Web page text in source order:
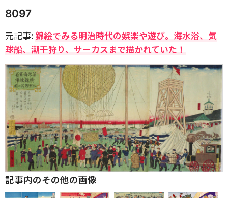
8097
元記事:錦絵でみる明治時代の娯楽や遊び。海水浴、気
球船、潮干狩り、サーカスまで描かれていた！
記事内のその他の画像